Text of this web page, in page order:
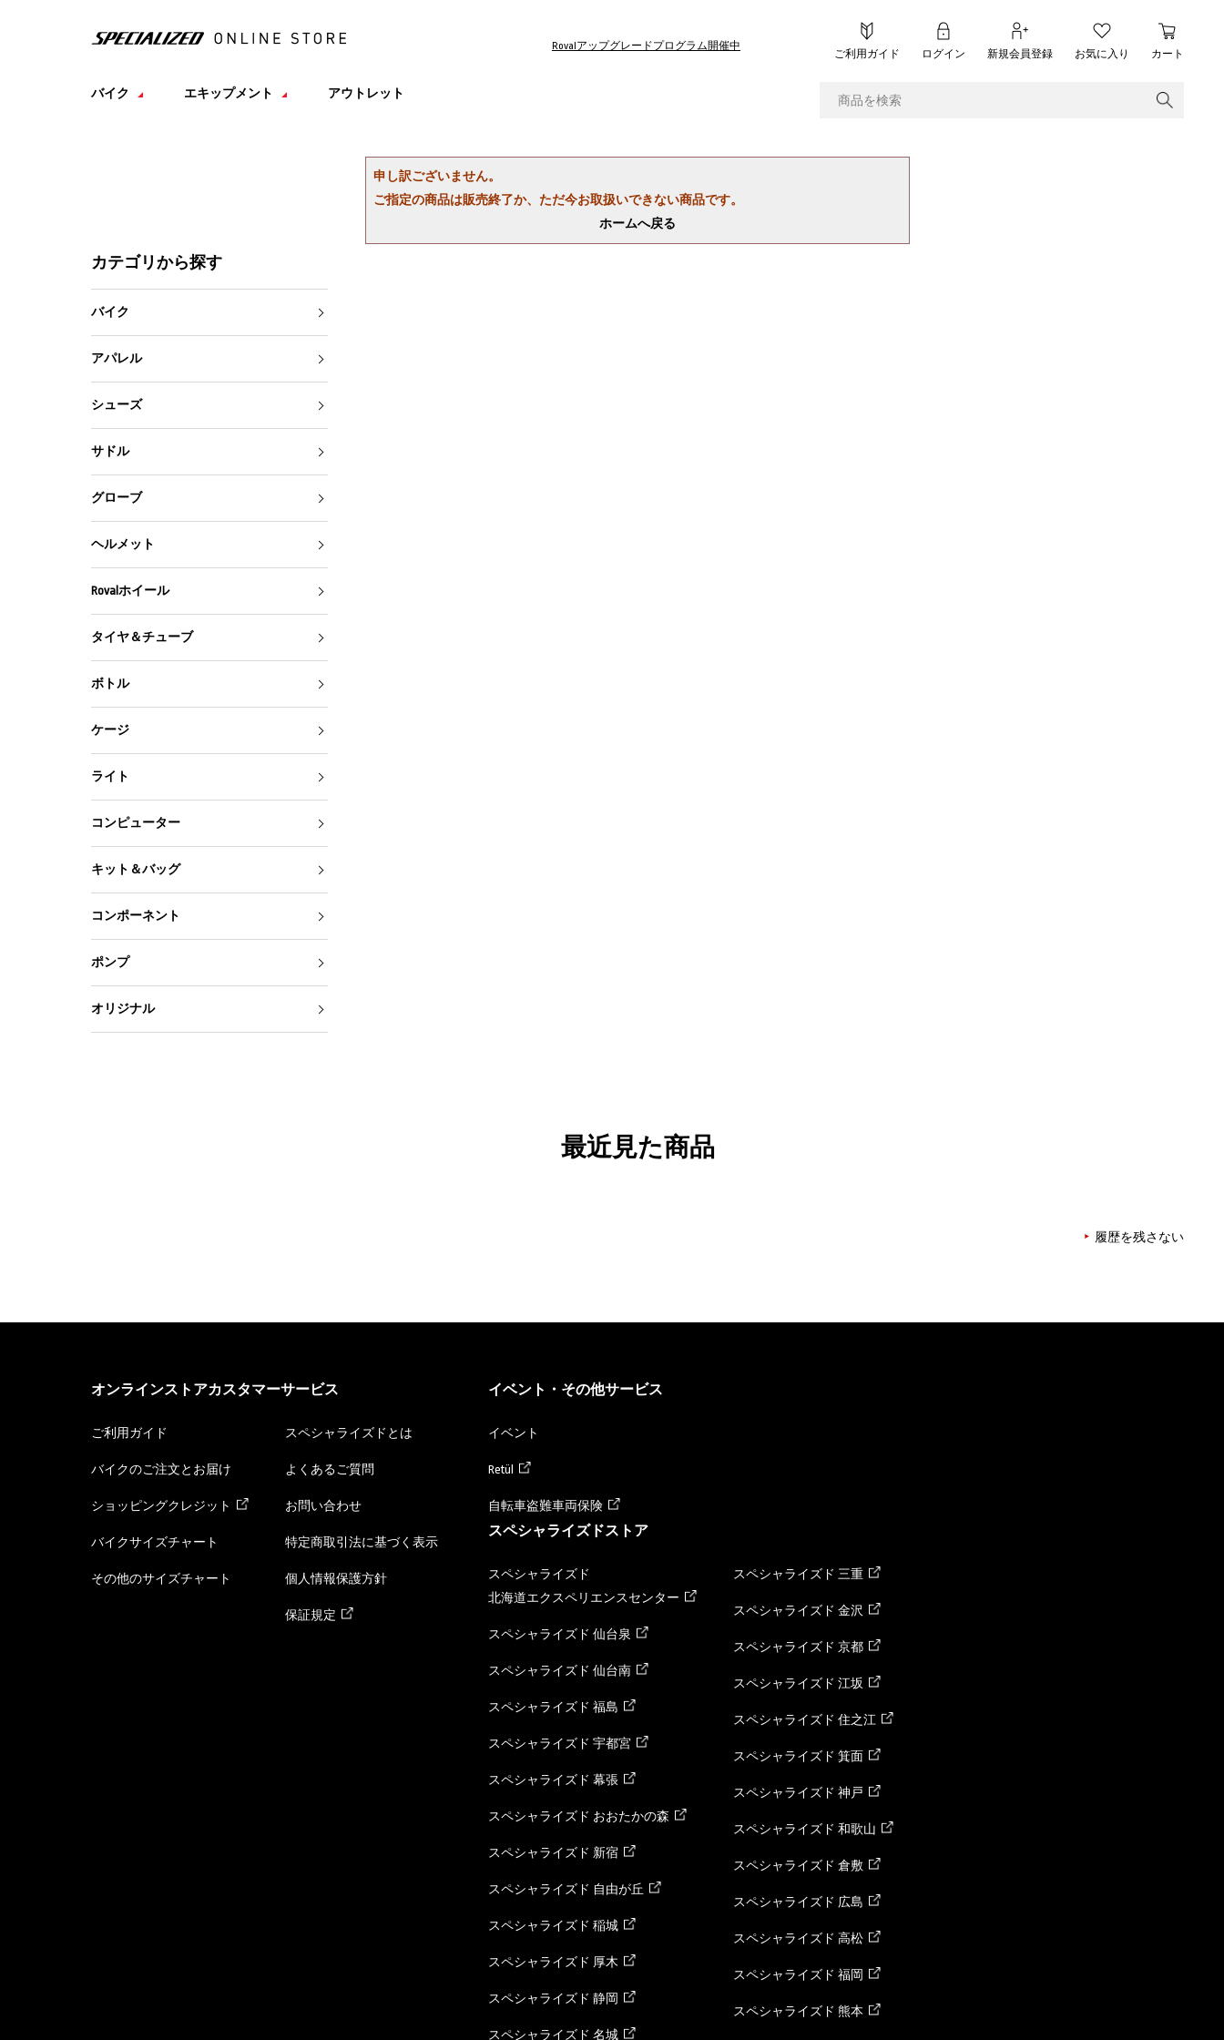
Rovalアップグレードプログラム開催中
ご利用ガイド ログイン 新規会員登録 お気に入り カート
バイク エキップメント アウトレット
申し訳ございません。
ご指定の商品は販売終了か、ただ今お取扱いできない商品です。
ホームへ戻る
カテゴリから探す
バイク
アパレル
シューズ
サドル
グローブ
ヘルメット
Rovalホイール
タイヤ＆チューブ
ボトル
ケージ
ライト
コンピューター
キット＆バッグ
コンポーネント
ポンプ
オリジナル
最近見た商品
履歴を残さない
オンラインストアカスタマーサービス
ご利用ガイド
バイクのご注文とお届け
ショッピングクレジット
バイクサイズチャート
その他のサイズチャート
スペシャライズドとは
よくあるご質問
お問い合わせ
特定商取引法に基づく表示
個人情報保護方針
保証規定
イベント・その他サービス
イベント
Retül
自転車盗難車両保険
スペシャライズドストア
スペシャライズド
北海道エクスペリエンスセンター
スペシャライズド 仙台泉
スペシャライズド 仙台南
スペシャライズド 福島
スペシャライズド 宇都宮
スペシャライズド 幕張
スペシャライズド おおたかの森
スペシャライズド 新宿
スペシャライズド 自由が丘
スペシャライズド 稲城
スペシャライズド 厚木
スペシャライズド 静岡
スペシャライズド 名城
スペシャライズド 三重
スペシャライズド 金沢
スペシャライズド 京都
スペシャライズド 江坂
スペシャライズド 住之江
スペシャライズド 箕面
スペシャライズド 神戸
スペシャライズド 和歌山
スペシャライズド 倉敷
スペシャライズド 広島
スペシャライズド 高松
スペシャライズド 福岡
スペシャライズド 熊本